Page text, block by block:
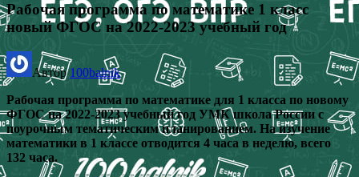
Рабочая программа по математике 1 класс
новый ФГОС на 2022-2023 учебный год
Автор100balnik
Рабочая программа по математике для 1 класса по новому
ФГОС на 2022-2023 учебный год УМК школа России с
поурочным тематическим планированием. На изучение
математики в 1 классе отводится 4 часа в неделю, всего
132 часа.